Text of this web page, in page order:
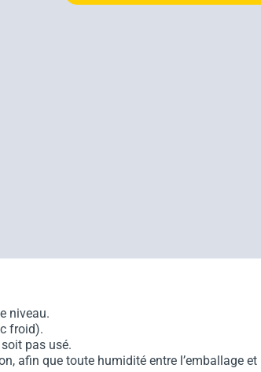
niveau.
froid).
pas usé.
afin que toute humidité entre l’emballage